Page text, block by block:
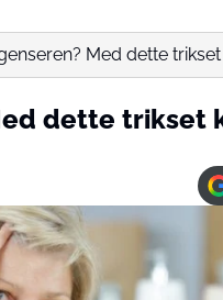
Med dette trikset
dette trikset